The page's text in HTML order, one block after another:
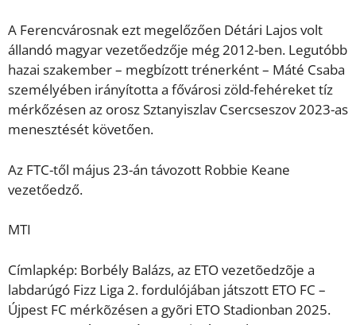
A Ferencvárosnak ezt megelőzően Détári Lajos volt
állandó magyar vezetőedzője még 2012-ben. Legutóbb
hazai szakember – megbízott trénerként – Máté Csaba
személyében irányította a fővárosi zöld-fehéreket tíz
mérkőzésen az orosz Sztanyiszlav Csercseszov 2023-as
menesztését követően.
Az FTC-től május 23-án távozott Robbie Keane
vezetőedző.
MTI
Címlapkép: Borbély Balázs, az ETO vezetõedzõje a
labdarúgó Fizz Liga 2. fordulójában játszott ETO FC –
Újpest FC mérkõzésen a gyõri ETO Stadionban 2025.